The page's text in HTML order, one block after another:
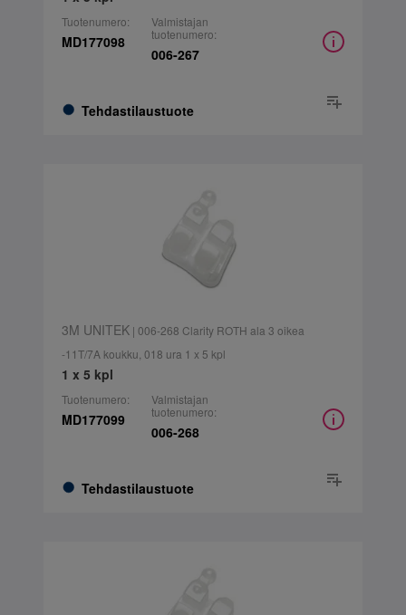
Tuotenumero:
MD177098
Tehdastilaustuote
Valmistajan
tuotenumero:
006-267
3M UNITEK| 006-268 Clarity ROTH ala 3 oikea
-11T/7A koukku, 018 ura 1 x 5 kpl
1 x 5 kpl
Tuotenumero:
MD177099
Tehdastilaustuote
Valmistajan
tuotenumero:
006-268